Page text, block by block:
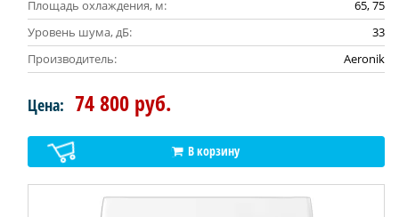
Площадь охлаждения, м:
65, 75
Уровень шума, дБ:
33
Производитель:
Aeronik
Цена: 74 800 руб.
В корзину